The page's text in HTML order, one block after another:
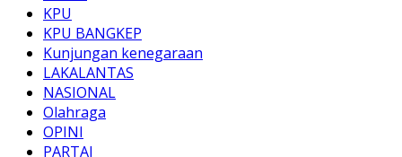
KPU
KPU BANGKEP
Kunjungan kenegaraan
LAKALANTAS
NASIONAL
Olahraga
OPINI
PARTAI